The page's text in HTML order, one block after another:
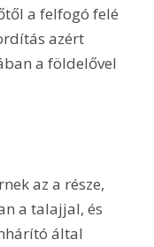
a felfogó felé
azért
a földelővel
az a része,
a talajjal, és
által